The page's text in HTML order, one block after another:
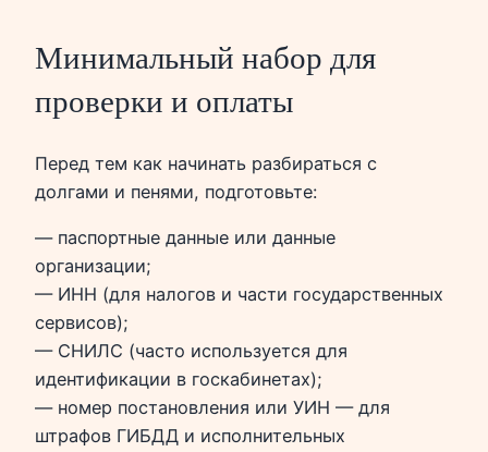
Минимальный набор для
проверки и оплаты
Перед тем как начинать разбираться с
долгами и пенями, подготовьте:
— паспортные данные или данные
организации;
— ИНН (для налогов и части государственных
сервисов);
— СНИЛС (часто используется для
идентификации в госкабинетах);
— номер постановления или УИН — для
штрафов ГИБДД и исполнительных